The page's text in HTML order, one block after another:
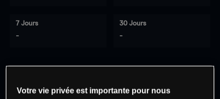
7 Jours
-
30 Jours
-
cet actif
Votre vie privée est importante pour nous